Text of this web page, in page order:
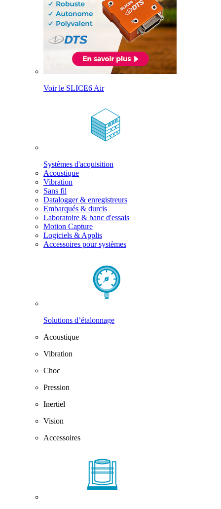
Voir le SLICE6 Air
Systèmes d'acquisition
Acoustique
Vibration
Sans fil
Datalogger & enregistreurs
Embarqués & durcis
Laboratoire & banc d'essais
Motion Capture
Logiciels & Applis
Accessoires pour systèmes
Solutions d’étalonnage
Acoustique
Vibration
Choc
Pression
Inertiel
Vision
Accessoires